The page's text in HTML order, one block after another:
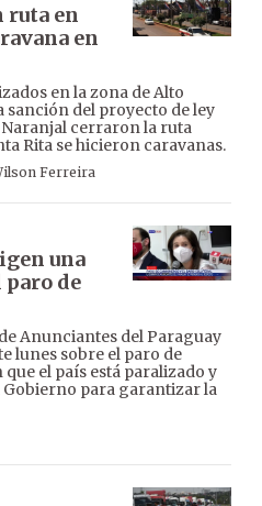
ruta en
en
en la zona de Alto
sanción del proyecto de ley
Naranjal cerraron la ruta
Rita se hicieron caravanas.
Ferreira
una
paro de
Anunciantes del Paraguay
lunes sobre el paro de
el país está paralizado y
para garantizar la